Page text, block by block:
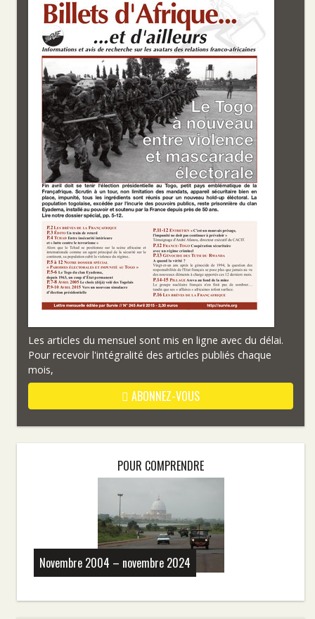
Les articles du mensuel sont mis en ligne avec du délai.
Pour recevoir l'intégralité des articles publiés chaque
mois,
ABONNEZ-VOUS
POUR COMPRENDRE
Novembre 2004 – novembre 2024